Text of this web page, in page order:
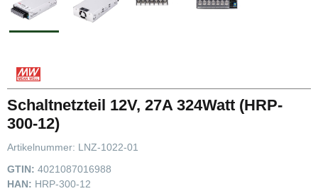
Schaltnetzteil 12V, 27A 324Watt (HRP-
300-12)
Artikelnummer: LNZ-1022-01
GTIN: 4021087016988
HAN: HRP-300-12